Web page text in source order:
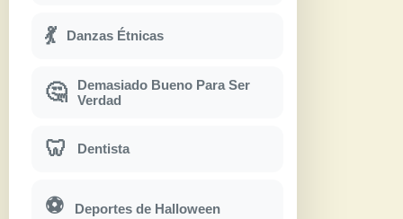
💃 Danzas Étnicas
🤔
Demasiado Bueno Para Ser
Verdad
🦷 Dentista
⚽ Deportes de Halloween